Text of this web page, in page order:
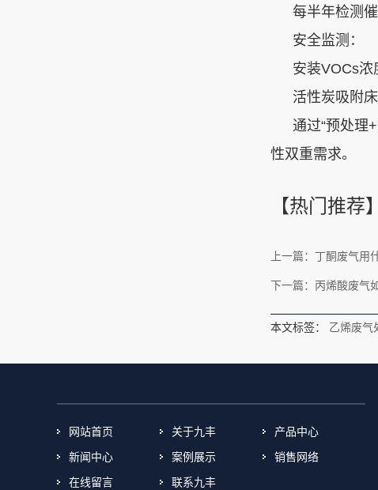
每半年检测
安全监测‌：
安装VOCs浓
活性炭吸附
通过“预处理
性双重需求‌。
【热门推荐】
上一篇：丁酮废气用
下一篇：丙烯酸废气
本文标签： 乙烯废气
网站首页 关于九丰
产品中心
新闻中心
案例展示
销售网络
在线留言
联系九丰